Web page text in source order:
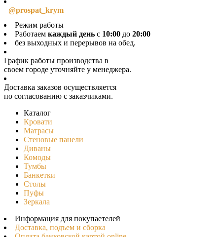
@prospat_krym
Режим работы
Работаем каждый день с 10:00 до 20:00
без выходных и перерывов на обед.
График работы производства в
своeм городе уточняйте у менеджера.
Доставка заказов осуществляется
по согласованию с заказчиками.
Каталог
Кровати
Матрасы
Стеновые панели
Диваны
Комоды
Тумбы
Банкетки
Столы
Пуфы
Зеркала
Информация для покупаетелей
Доставка, подъем и сборка